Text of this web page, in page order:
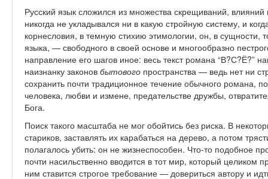
Русский язык сложился из множества скрещиваний,
никогда не укладывался ни в какую стройную систему, и
корнесловия, в темную стихию этимологии, он, в сущности,
языка, — свободного в своей основе и многообразно
направление его шагов иное: весь текст романа “В?С?Ё?”
наизнанку законов бытового пространства — ведь нет ни
сохранить почти традиционное течение обычного романа,
человека, любви и измене, предательстве дружбы,
Бога.
Поиск такого масштаба не мог обойтись без риска. В
стариков, заставлять их карабаться на дерево, а потом
полагалось убить: он не жизнеспособен. Что-то подобное
почти насильственно вводится в тот мир, который
ним ставится строгое требование — довериться автору и